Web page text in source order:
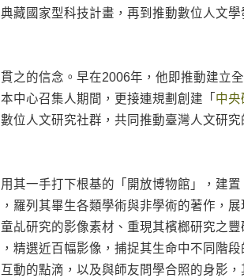
藏國家型科技計畫，再到推動數位人文
之的信念。早在2006年，他即推動建立
中心召集人期間，更接連規劃創建「 中央
數位人文研究社群，共同推動臺灣人文研
其一手打下根基的「開放博物館」，建
羅列其畢生各類學術與非學術的著作，
乩研究的影像素材、重現其檳榔研究之
精選近百幅影像，捕捉其生命中不同階
動的點滴，以及與師友問學合照的身影